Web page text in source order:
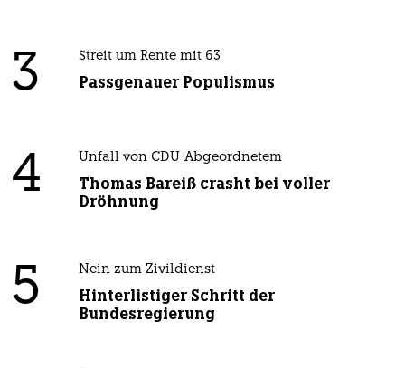
3 Streit um Rente mit 63
Passgenauer Populismus
4 Unfall von CDU-Abgeordnetem
Thomas Bareiß crasht bei voller
Dröhnung
5 Nein zum Zivildienst
Hinterlistiger Schritt der
Bundesregierung